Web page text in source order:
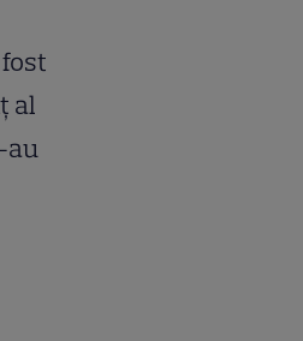
al
au